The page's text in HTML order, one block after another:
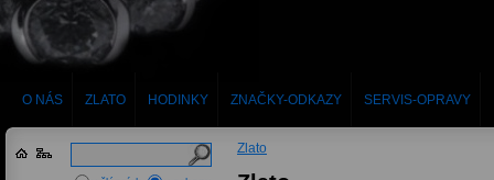
O NÁS ZLATO HODINKY ZNAČKY-ODKAZY SERVIS-OPRAVY
Zlato